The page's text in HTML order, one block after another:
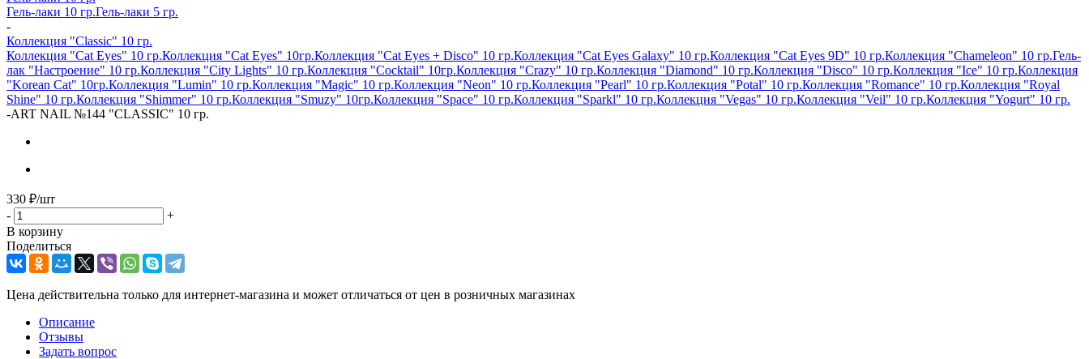
Гель-лаки 10 гр.Гель-лаки 5 гр.
-
Коллекция "Classic" 10 гр.
Коллекция "Cat Eyes" 10 гр.Коллекция "Cat Eyes" 10гр.Коллекция "Cat Eyes + Disco" 10 гр.Коллекция "Cat Eyes Galaxy" 10 гр.Коллекция "Cat Eyes 9D" 10 гр.Коллекция "Chameleon" 10 гр.Гель-
лак "Настроение" 10 гр.Коллекция "City Lights" 10 гр.Коллекция "Cocktail" 10гр.Коллекция "Crazy" 10 гр.Коллекция "Diamond" 10 гр.Коллекция "Disco" 10 гр.Коллекция "Ice" 10 гр.Коллекция
"Korean Cat" 10гр.Коллекция "Lumin" 10 гр.Коллекция "Magic" 10 гр.Коллекция "Neon" 10 гр.Коллекция "Pearl" 10 гр.Коллекция "Potal" 10 гр.Коллекция "Romance" 10 гр.Коллекция "Royal
Shine" 10 гр.Коллекция "Shimmer" 10 гр.Коллекция "Smuzy" 10гр.Коллекция "Space" 10 гр.Коллекция "Sparkl" 10 гр.Коллекция "Vegas" 10 гр.Коллекция "Veil" 10 гр.Коллекция "Yogurt" 10 гр.
-ART NAIL №144 "CLASSIC" 10 гр.
330 ₽/шт
-
+
В корзину
Поделиться
Цена действительна только для интернет-магазина и может отличаться от цен в розничных магазинах
Описание
Отзывы
Задать вопрос